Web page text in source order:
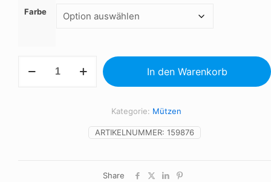
Farbe
aus
In den Warenkorb
ARTIKELNUMMER: 159876
Kategorie: Mützen
Share